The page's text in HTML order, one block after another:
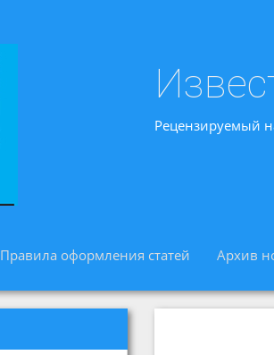
Рецензируемый
Правила оформления статей Архив